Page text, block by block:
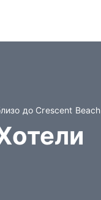
до Crescent Beach